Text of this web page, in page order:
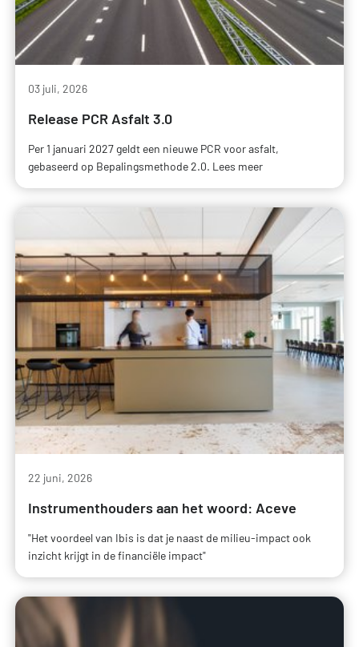
03 juli, 2026
Release PCR Asfalt 3.0
Per 1 januari 2027 geldt een nieuwe PCR voor asfalt,
gebaseerd op Bepalingsmethode 2.0. Lees meer
22 juni, 2026
Instrumenthouders aan het woord: Aceve
"Het voordeel van Ibis is dat je naast de milieu-impact ook
inzicht krijgt in de financiële impact"